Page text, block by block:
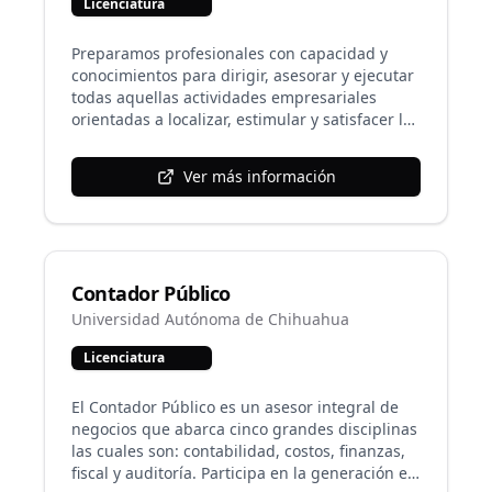
licenciaturas de la Facultad, y a partir del
de Administración Pública y Ciencia Política.
Licenciatura
Preparamos profesionales con capacidad y
conocimientos para dirigir, asesorar y ejecutar
todas aquellas actividades empresariales
orientadas a localizar, estimular y satisfacer la
mercados internacionales, así como orientar y
realizar las inherentes a las importaciones,
recursos y elementos que intervienen en la
industrialización y comercialización de bienes
Ver más información
Contador Público
Universidad Autónoma de Chihuahua
Licenciatura
El Contador Público es un asesor integral de
negocios que abarca cinco grandes disciplinas
las cuales son: contabilidad, costos, finanzas,
fiscal y auditoría. Participa en la generación e